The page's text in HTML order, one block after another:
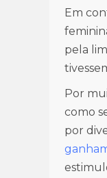
Em
pela
Por
como
por